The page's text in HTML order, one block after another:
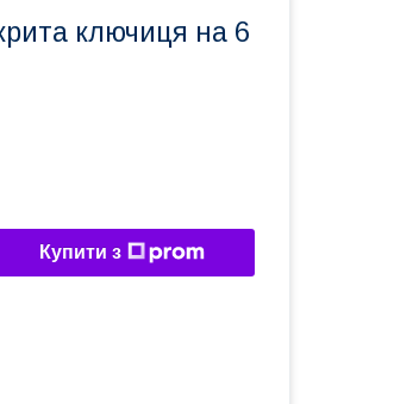
ключиця на 6
Купити з